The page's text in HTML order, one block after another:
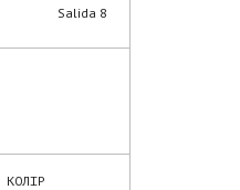
Salida 8
КОЛІР